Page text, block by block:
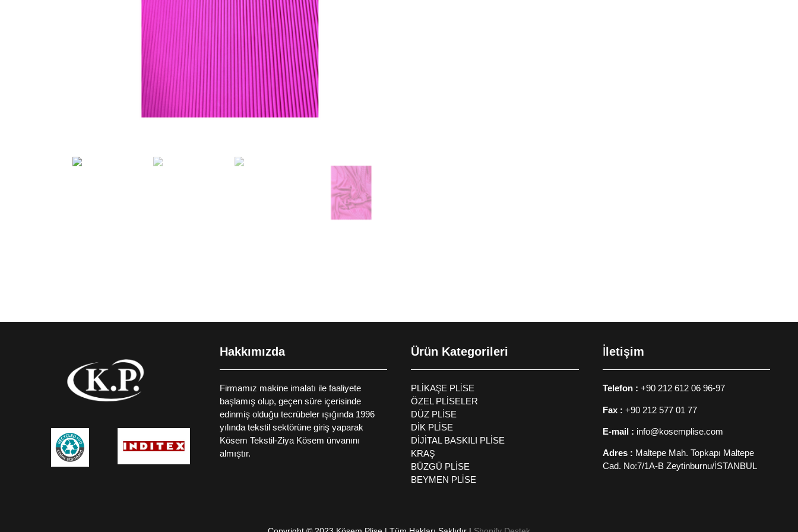
Hakkımızda
Firmamız makine imalatı ile faaliyete
başlamış olup, geçen süre içerisinde
edinmiş olduğu tecrübeler ışığında 1996
yılında tekstil sektörüne giriş yaparak
Kösem Tekstil-Ziya Kösem ünvanını
almıştır.
Ürün Kategorileri
PLİKAŞE PLİSE
ÖZEL PLİSELER
DÜZ PLİSE
DİK PLİSE
DİJİTAL BASKILI PLİSE
KRAŞ
BÜZGÜ PLİSE
BEYMEN PLİSE
İletişim
Telefon : +90 212 612 06 96-97
Fax : +90 212 577 01 77
E-mail : info@kosemplise.com
Adres : Maltepe Mah. Topkapı Maltepe
Cad. No:7/1A-B Zeytinburnu/İSTANBUL